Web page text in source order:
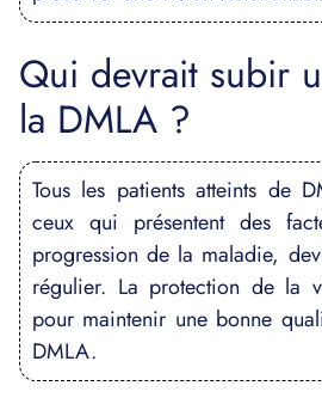
Qui devrait subir
la DMLA ?
Tous les patients atteints de
ceux qui présentent des
progression de la maladie,
régulier. La protection de la
pour maintenir une bonne
DMLA.